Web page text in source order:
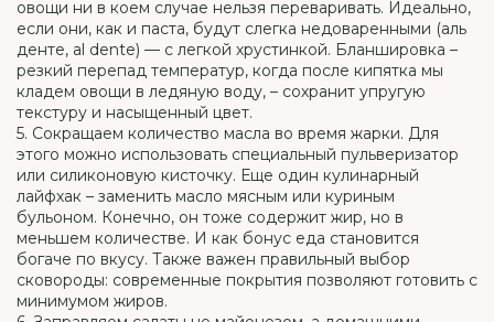
овощи ни в коем случае нельзя переваривать. Идеально,
если они, как и паста, будут слегка недоваренными (аль
денте, al dente) — с легкой хрустинкой. Бланшировка –
резкий перепад температур, когда после кипятка мы
кладем овощи в ледяную воду, – сохранит упругую
текстуру и насыщенный цвет.
5. Сокращаем количество масла во время жарки. Для
этого можно использовать специальный пульверизатор
или силиконовую кисточку. Еще один кулинарный
лайфхак – заменить масло мясным или куриным
бульоном. Конечно, он тоже содержит жир, но в
меньшем количестве. И как бонус еда становится
богаче по вкусу. Также важен правильный выбор
сковороды: современные покрытия позволяют готовить с
минимумом жиров.